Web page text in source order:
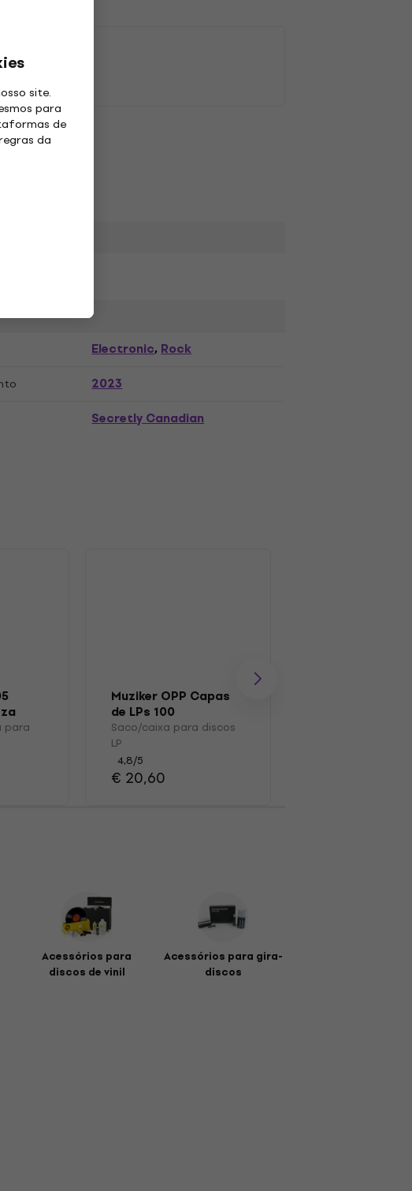
site.
para
de
da
Electronic,Rock
2023
Secretly Canadian
para
Muziker OPP Capas
de LPs 100
Saco/caixa para discos
LP
4,8/5
€ 20,60
Acessórios para
discos de vinil
Acessórios para gira-
discos